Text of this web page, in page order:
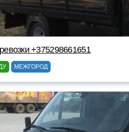
+375298661651
МЕЖГОРОД